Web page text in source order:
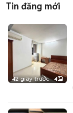
Tin đăng mới
42 giây trước 4